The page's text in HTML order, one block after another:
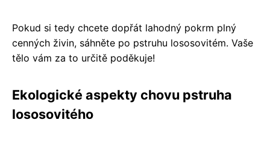
Pokud si tedy chcete dopřát lahodný pokrm plný
cenných živin, sáhněte po pstruhu lososovitém. Vaše
tělo vám za to určitě poděkuje!
Ekologické aspekty chovu pstruha
lososovitého